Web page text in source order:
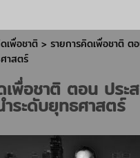
เพื่อชาติ > รายการคิดเพื่อชาติ ต
าสตร์
เพื่อชาติ ตอน ประ
ำระดับยุทธศาสตร์